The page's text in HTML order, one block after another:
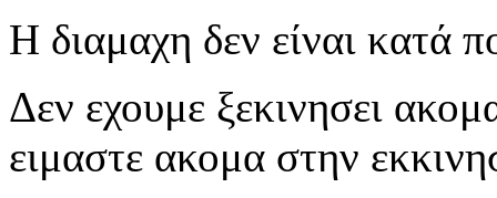
Η διαμαχη δεν είναι κατά
Δεν εχουμε ξεκινησει
ειμαστε ακομα στην